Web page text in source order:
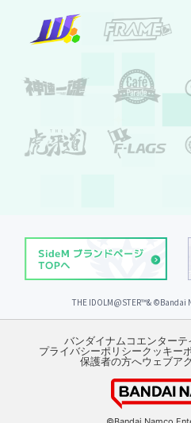
THE IDOLM@STER™&
バンダイナムコエンターテ
プライバシーポリシークッキー
保護者の方へウェブア